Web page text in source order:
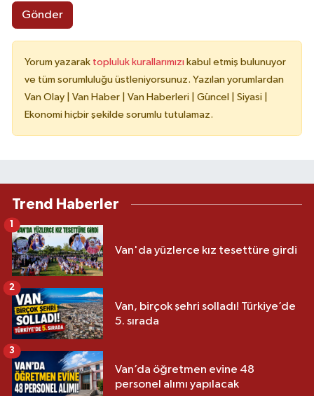
Gönder
Yorum yazarak topluluk kurallarımızı kabul etmiş bulunuyor
ve tüm sorumluluğu üstleniyorsunuz. Yazılan yorumlardan
Van Olay | Van Haber | Van Haberleri | Güncel | Siyasi |
Ekonomi hiçbir şekilde sorumlu tutulamaz.
Trend Haberler
Van'da yüzlerce kız tesettüre girdi
Van, birçok şehri solladı! Türkiye’de
5. sırada
2
Van’da öğretmen evine 48
personel alımı yapılacak
3